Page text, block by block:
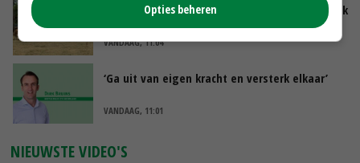
Droogte zet Britse melkveehouderij onder druk
VANDAAG, 11:04
‘Ga uit van eigen kracht en versterk elkaar’
VANDAAG, 11:01
NIEUWSTE VIDEO'S
Opties beheren